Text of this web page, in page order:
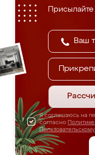
Я соглашаюсь на
согласно